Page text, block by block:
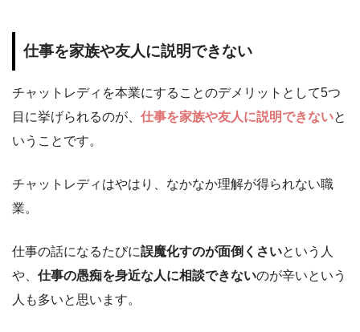
仕事を家族や友人に説明できない
チャットレディを本業にすることのデメリットとして5つ
目に挙げられるのが、 仕事を家族や友人に説明できないと
いうことです。
チャットレディはやはり、なかなか理解が得られない職
業。
仕事の話になるたびに誤魔化すのが面倒くさいという人
や、 仕事の愚痴を身近な人に相談できないのが辛いという
人も多いと思います。